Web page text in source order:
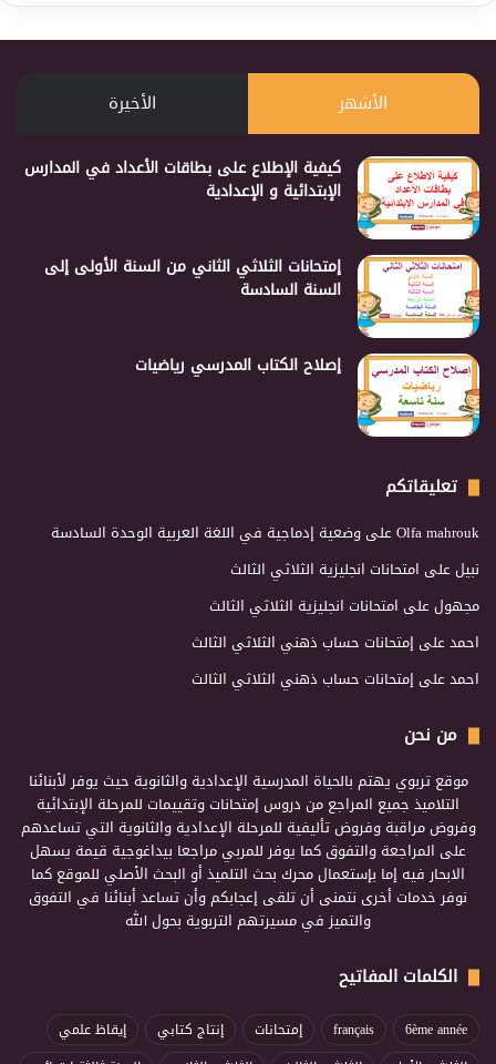
الأشهر الأخيرة
كيفية الإطلاع على بطاقات الأعداد في المدارس
الإبتدائية و الإعدادية
إمتحانات الثلاثي الثاني من السنة الأولى إلى
السنة السادسة
إصلاح الكتاب المدرسي رياضيات
تعليقاتكم
Olfa mahroukعلى وضعية إدماجية في اللغة العربية الوحدة السادسة
نبيلعلى امتحانات انجليزية الثلاثي الثالث
مجهولعلى امتحانات انجليزية الثلاثي الثالث
احمدعلى إمتحانات حساب ذهني الثلاثي الثالث
احمدعلى إمتحانات حساب ذهني الثلاثي الثالث
من نحن
موقع تربوي يهتم بالحياة المدرسية الإعدادية والثانوية حيث يوفر لأبنائنا
التلاميذ جميع المراجع من دروس إمتحانات وتقييمات للمرحلة الإبتدائية
وفروض مراقبة وفروض تأليفية للمرحلة الإعدادية والثانوية التي تساعدهم
على المراجعة والتفوق كما يوفر للمربي مراجعا بيداغوجية قيمة يسهل
الابحار فيه إما بإستعمال محرك بحث التلميذ أو البحث الأصلي للموقع كما
نوفر خدمات أخرى نتمنى أن تلقى إعجابكم وأن تساعد أبنائنا في التفوق
والتميز في مسيرتهم التربوية بحول الله
الكلمات المفاتيح
6ème année
français إمتحانات إنتاج كتابي
إيقاظ علمي